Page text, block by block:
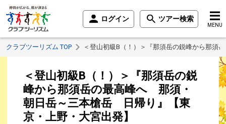
ログイン ツアー検索
MENU
クラブツーリズム TOP ＜登山初級B（！）＞『那須岳の鋭峰から那
＜登山初級B（！）＞『那須岳の鋭
峰から那須岳の最高峰へ 那須・
朝日岳～三本槍岳 日帰り』【東
京・上野・大宮出発】